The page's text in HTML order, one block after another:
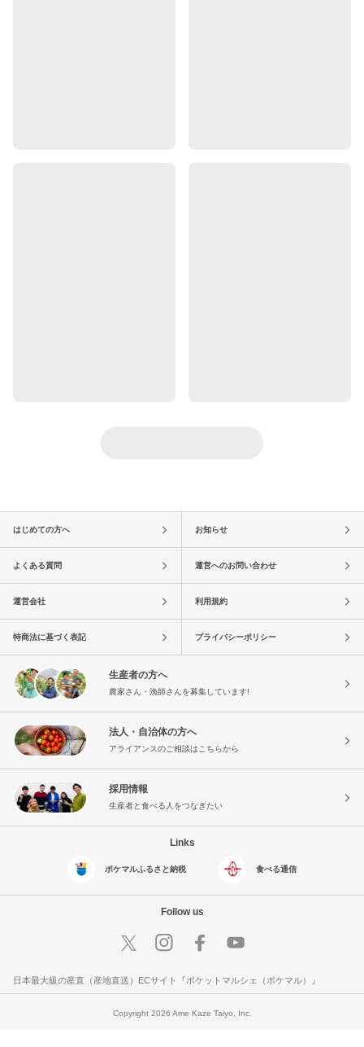
はじめての方へ お知らせ
よくある質問 運営へのお問い合わせ
運営会社 利用規約
特商法に基づく表記 プライバシーポリシー
生産者の方へ
農家さん・漁師さんを募集しています!
法人・自治体の方へ
アライアンスのご相談はこちらから
採用情報
生産者と食べる人をつなぎたい
Links
ポケマルふるさと納税 食べる通信
Follow us
日本最大級の産直（産地直送）ECサイト『ポケットマルシェ（ポケマル）』
Copyright 2026 Ame Kaze Taiyo, Inc.